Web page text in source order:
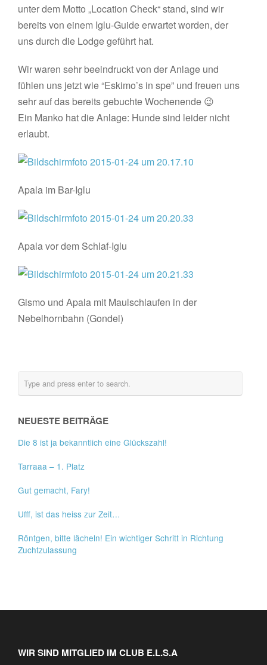
unter dem Motto „Location Check“ stand, sind wir
bereits von einem Iglu-Guide erwartet worden, der
uns durch die Lodge geführt hat.
Wir waren sehr beeindruckt von der Anlage und
fühlen uns jetzt wie “Eskimo’s in spe” und freuen uns
sehr auf das bereits gebuchte Wochenende 😉
Ein Manko hat die Anlage: Hunde sind leider nicht
erlaubt.
Apala im Bar-Iglu
Apala vor dem Schlaf-Iglu
Gismo und Apala mit Maulschlaufen in der
Nebelhornbahn (Gondel)
NEUESTE BEITRÄGE
Die 8 ist ja bekanntlich eine Glückszahl!
Tarraaa – 1. Platz
Gut gemacht, Fary!
Ufff, ist das heiss zur Zeit…
Röntgen, bitte lächeln! Ein wichtiger Schritt in Richtung
Zuchtzulassung
WIR SIND MITGLIED IM CLUB E.L.S.A